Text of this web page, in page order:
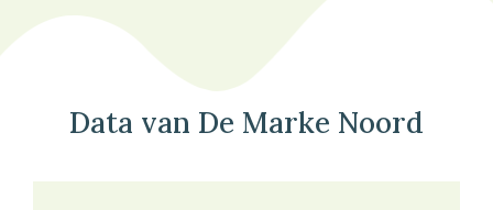
Data van De Marke Noord